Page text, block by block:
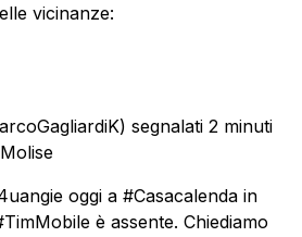
vicinanze:
segnalati 2 minuti
oggi a #Casacalenda in
è assente. Chiediamo